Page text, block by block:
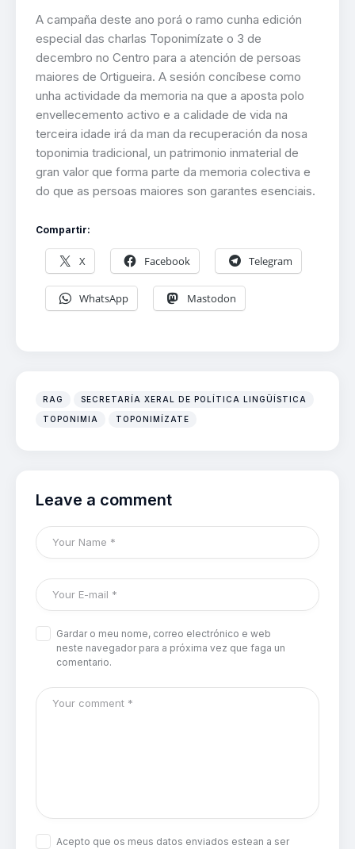
A campaña deste ano porá o ramo cunha edición
especial das charlas Toponimízate o 3 de
decembro no Centro para a atención de persoas
maiores de Ortigueira. A sesión concíbese como
unha actividade da memoria na que a aposta polo
envellecemento activo e a calidade de vida na
terceira idade irá da man da recuperación da nosa
toponimia tradicional, un patrimonio inmaterial de
gran valor que forma parte da memoria colectiva e
do que as persoas maiores son garantes esenciais.
Compartir:
X Facebook Telegram
WhatsApp Mastodon
RAG SECRETARÍA XERAL DE POLÍTICA LINGÜÍSTICA
TOPONIMIA TOPONIMÍZATE
Leave a comment
Gardar o meu nome, correo electrónico e web
neste navegador para a próxima vez que faga un
comentario.
Acepto que os meus datos enviados estean a ser